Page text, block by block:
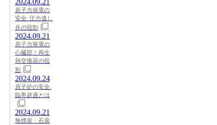
2024.09.21
原子力発電の
安全: 圧力逃し
弁の役割
2024.09.21
原子力発電の
心臓部！再生
熱交換器の役
割
2024.09.24
原子炉の安全:
臨界超過とは
2024.09.21
無煙炭：石炭